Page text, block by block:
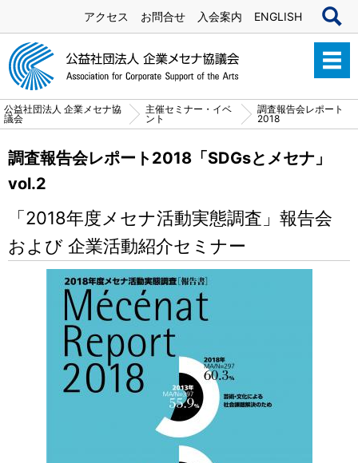
アクセス お問合せ 入会案内 ENGLISH
公益社団法人 企業メセナ協
議会
主催セミナー・イベ
ント
調査報告会レポート
2018
調査報告会レポート2018「SDGsとメセナ」
vol.2
「2018年度メセナ活動実態調査」報告会
および 企業活動紹介セミナー